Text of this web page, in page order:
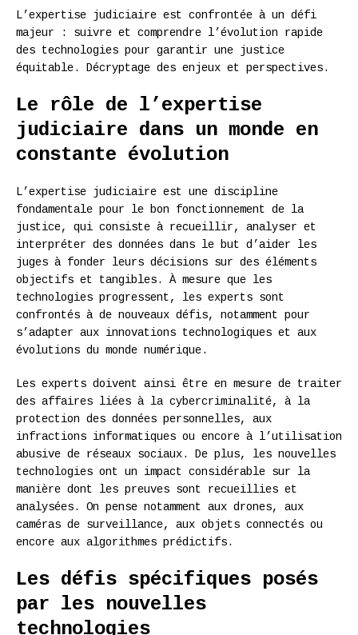
L’expertise judiciaire est confrontée à un défi
majeur : suivre et comprendre l’évolution rapide
des technologies pour garantir une justice
équitable. Décryptage des enjeux et perspectives.
Le rôle de l’expertise
judiciaire dans un monde en
constante évolution
L’expertise judiciaire est une discipline
fondamentale pour le bon fonctionnement de la
justice, qui consiste à recueillir, analyser et
interpréter des données dans le but d’aider les
juges à fonder leurs décisions sur des éléments
objectifs et tangibles. À mesure que les
technologies progressent, les experts sont
confrontés à de nouveaux défis, notamment pour
s’adapter aux innovations technologiques et aux
évolutions du monde numérique.
Les experts doivent ainsi être en mesure de traiter
des affaires liées à la cybercriminalité, à la
protection des données personnelles, aux
infractions informatiques ou encore à l’utilisation
abusive de réseaux sociaux. De plus, les nouvelles
technologies ont un impact considérable sur la
manière dont les preuves sont recueillies et
analysées. On pense notamment aux drones, aux
caméras de surveillance, aux objets connectés ou
encore aux algorithmes prédictifs.
Les défis spécifiques posés
par les nouvelles
technologies